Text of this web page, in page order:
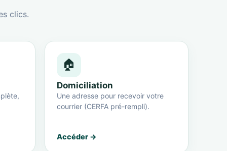
clics.
🏠
Domiciliation
Une adresse pour recevoir votre
courrier (CERFA pré-rempli).
Accéder →